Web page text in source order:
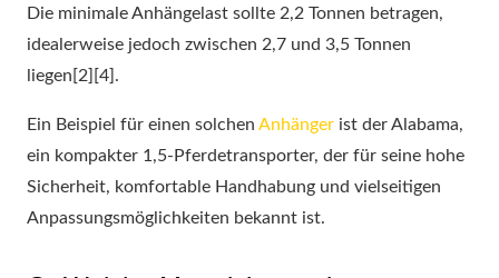
Die minimale Anhängelast sollte 2,2 Tonnen betragen,
idealerweise jedoch zwischen 2,7 und 3,5 Tonnen
liegen[2][4].
Ein Beispiel für einen solchen Anhänger ist der Alabama,
ein kompakter 1,5-Pferdetransporter, der für seine hohe
Sicherheit, komfortable Handhabung und vielseitigen
Anpassungsmöglichkeiten bekannt ist.